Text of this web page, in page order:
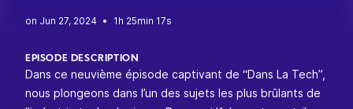
• 1h 25min 17s
EPISODE DESCRIPTION
Dans ce neuvième épisode captivant de “Dans La Tech”,
nous plongeons dans l’un des sujets les plus brûlants de